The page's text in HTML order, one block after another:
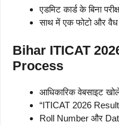
एडमिट कार्ड के बिना
साथ में एक फोटो और
Bihar ITICAT
Process
आधिकारिक वेबसाइट
“ITICAT 2026
Roll Number और